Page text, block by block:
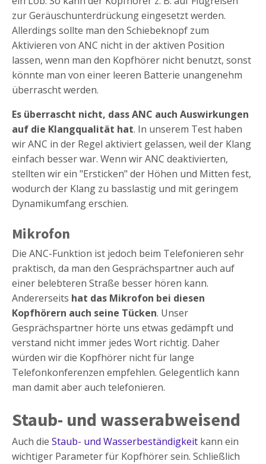
zur Geräuschunterdrückung eingesetzt werden.
Allerdings sollte man den Schiebeknopf zum
Aktivieren von ANC nicht in der aktiven Position
lassen, wenn man den Kopfhörer nicht benutzt, sonst
könnte man von einer leeren Batterie unangenehm
überrascht werden.
Es überrascht nicht, dass ANC auch Auswirkungen
auf die Klangqualität hat. In unserem Test haben
wir ANC in der Regel aktiviert gelassen, weil der Klang
einfach besser war. Wenn wir ANC deaktivierten,
stellten wir ein "Ersticken" der Höhen und Mitten fest,
wodurch der Klang zu basslastig und mit geringem
Dynamikumfang erschien.
Mikrofon
Die ANC-Funktion ist jedoch beim Telefonieren sehr
praktisch, da man den Gesprächspartner auch auf
einer belebteren Straße besser hören kann.
Andererseits hat das Mikrofon bei diesen
Kopfhörern auch seine Tücken. Unser
Gesprächspartner hörte uns etwas gedämpft und
verstand nicht immer jedes Wort richtig. Daher
würden wir die Kopfhörer nicht für lange
Telefonkonferenzen empfehlen. Gelegentlich kann
man damit aber auch telefonieren.
Staub- und wasserabweisend
Auch die Staub- und Wasserbeständigkeit kann ein
wichtiger Parameter für Kopfhörer sein. Schließlich